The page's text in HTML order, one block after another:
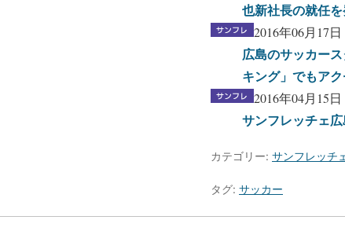
也新社長の就任
2016年06月17日
広島のサッカー
キング」でもア
2016年04月15日
サンフレッチェ
カテゴリー: サンフレッチ
タグ: サッカー